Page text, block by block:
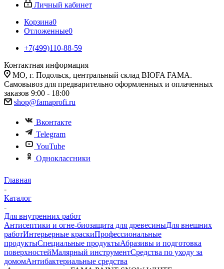
Личный кабинет
Корзина0
Отложенные0
+7(499)110-88-59
Контактная информация
МО, г. Подольск, центральный склад BIOFA FAMA.
Самовывоз для предварительно оформленных и оплаченных
заказов 9:00 - 18:00
shop@famaprofi.ru
Вконтакте
Telegram
YouTube
Одноклассники
Главная
-
Каталог
-
Для внутренних работ
Антисептики и огне-биозащита для древесиныДля внешних
работИнтерьерные краскиПрофессиональные
продуктыСпециальные продуктыАбразивы и подготовка
поверхностейМалярный инструментСредства по уходу за
домомАнтибактериальные средства